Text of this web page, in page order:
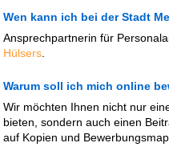
Wen kann ich bei der Stadt
Ansprechpartnerin für
Hülsers
Warum soll ich mich online
Wir möchten Ihnen nicht nur
bieten, sondern auch einen
auf Kopien und